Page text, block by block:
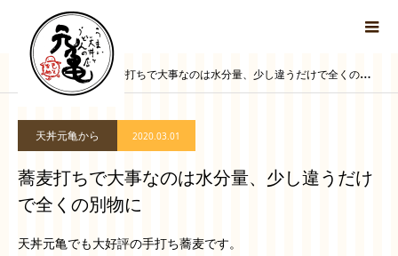
ブログ 蕎麦打ちで大事なのは水分量、少し違うだけで全くの別物に
天丼元亀から 2020.03.01
蕎麦打ちで大事なのは水分量、少し違うだけ
で全くの別物に
天丼元亀でも大好評の手打ち蕎麦です。